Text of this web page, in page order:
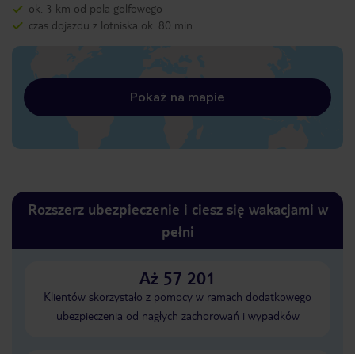
ok. 3 km od pola golfowego
czas dojazdu z lotniska ok. 80 min
Pokaż na mapie
Rozszerz ubezpieczenie i ciesz się wakacjami w
pełni
Aż 57 201
Klientów skorzystało z pomocy w ramach dodatkowego
ubezpieczenia od nagłych zachorowań i wypadków